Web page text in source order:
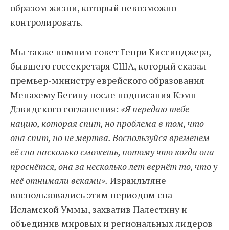
образом жизни, который невозможно
контролировать.
Мы также помним совет Генри Киссинджера,
бывшего госсекретаря США, который сказал
премьер-министру еврейского образования
Менахему Бегину после подписания Кэмп-
Дэвидского соглашения: «Я передаю тебе
нацию, которая спит, но проблема в том, что
она спит, но не мертва. Воспользуйся временем
её сна насколько сможешь, потому что когда она
проснётся, она за несколько лет вернёт то, что у
неё отнимали веками». Израильтяне
воспользовались этим периодом сна
Исламской Уммы, захватив Палестину и
объединив мировых и региональных лидеров